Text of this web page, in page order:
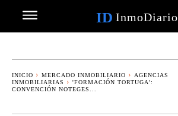
ID InmoDiario
INICIO MERCADO INMOBILIARIO
AGENCIAS
INMOBILIARIAS
'FORMACIÓN TORTUGA':
CONVENCIÓN NOTEGES...